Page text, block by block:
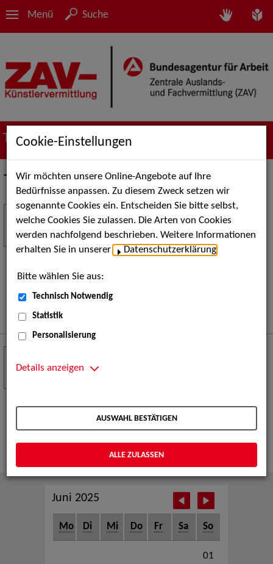
Menü Suche
Termine
Termine
Stuttgart Street Art
Kunst, Live-Acts und Aktionen für Kinder und
Familien. Die Stuttgart Street Art verwandelt den
eine große Open-Air-Bühne voller Akrobatik, Tanz,
Musik und beeindruckender Live-Performances.
Mehr
18
JUL
Serienfestival Weimar
TeleVisionale – Film- und Serienfestival in Weimar
und Eventpartnerin des Crew Call Weimar.
Mehr
NOV
Juni 2025
Mo Di Mi Do Fr Sa So
01
Cookie-Einstellungen
Wir möchten unsere Online-Angebote auf Ihre
Bedürfnisse anpassen. Zu diesem Zweck setzen wir
sogenannte Cookies ein. Entscheiden Sie bitte selbst,
welche Cookies Sie zulassen. Die Arten von Cookies
werden nachfolgend beschrieben. Weitere Informationen
erhalten Sie in unserer
Datenschutzerklärung
Bitte wählen Sie aus:
Technisch Notwendig
Statistik
Personalisierung
Details anzeigen
AUSWAHL BESTÄTIGEN
ALLE ZULASSEN